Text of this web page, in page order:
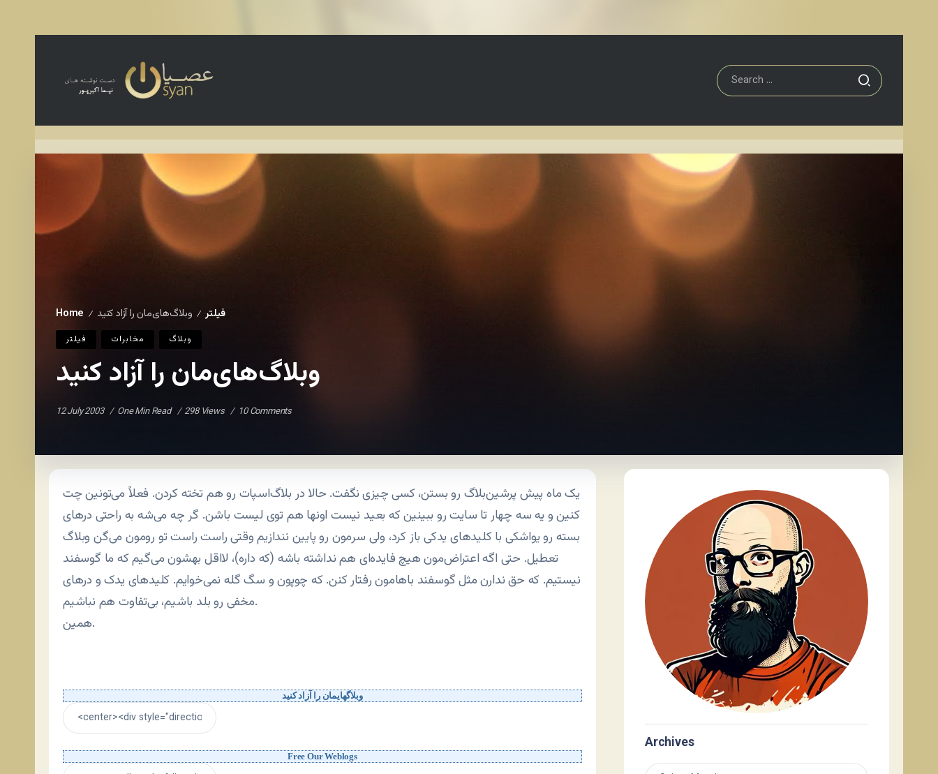
Home / فيلتر / وبلاگ‌های‌مان را آزاد کنید
فيلتر مخابرات وبلاگ
وبلاگ‌های‌مان را آزاد کنید
12 July 2003 One Min Read 298 Views 10 Comments
یک ماه پیش پرشین‌بلاگ رو بستن، کسی چیزی نگفت. حالا در بلاگ‌اسپات رو هم تخته کردن. فعلاً می‌تونین چت
کنین و یه سه چهار تا سایت رو ببینین که بعید نیست اونها هم توی لیست باشن. گر چه می‌شه به راحتی درهای
بسته رو یواشکی با کلیدهای یدکی باز کرد، ولی سرمون رو پایین نندازیم وقتی راست راست تو رومون می‌گن وبلاگ
تعطیل. حتی اگه اعتراض‌مون هیچ فایده‌ای هم نداشته باشه (که داره)، لااقل بهشون می‌گیم که ما گوسفند
نیستیم. که حق ندارن مثل گوسفند باهامون رفتار کنن. که چوپون و سگ گله نمی‌خوایم. کلیدهای یدک و درهای
مخفی رو بلد باشیم، بی‌تفاوت هم نباشیم.
همین.
وبلاگهایمان را آزاد کنید
Free Our Weblogs
Archives